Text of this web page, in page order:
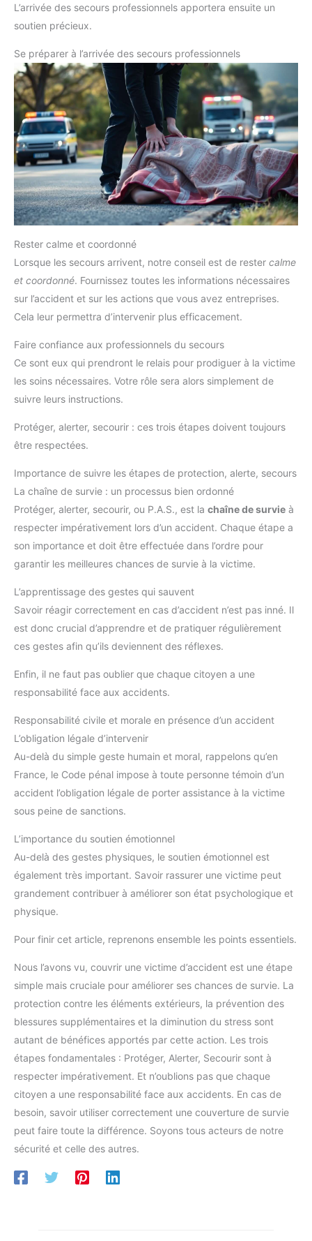
L’arrivée des secours professionnels apportera ensuite un
soutien précieux.
Se préparer à l’arrivée des secours professionnels
Rester calme et coordonné
Lorsque les secours arrivent, notre conseil est de rester calme
et coordonné. Fournissez toutes les informations nécessaires
sur l’accident et sur les actions que vous avez entreprises.
Cela leur permettra d’intervenir plus efficacement.
Faire confiance aux professionnels du secours
Ce sont eux qui prendront le relais pour prodiguer à la victime
les soins nécessaires. Votre rôle sera alors simplement de
suivre leurs instructions.
Protéger, alerter, secourir : ces trois étapes doivent toujours
être respectées.
Importance de suivre les étapes de protection, alerte, secours
La chaîne de survie : un processus bien ordonné
Protéger, alerter, secourir, ou P.A.S., est la chaîne de survie à
respecter impérativement lors d’un accident. Chaque étape a
son importance et doit être effectuée dans l’ordre pour
garantir les meilleures chances de survie à la victime.
L’apprentissage des gestes qui sauvent
Savoir réagir correctement en cas d’accident n’est pas inné. Il
est donc crucial d’apprendre et de pratiquer régulièrement
ces gestes afin qu’ils deviennent des réflexes.
Enfin, il ne faut pas oublier que chaque citoyen a une
responsabilité face aux accidents.
Responsabilité civile et morale en présence d’un accident
L’obligation légale d’intervenir
Au-delà du simple geste humain et moral, rappelons qu’en
France, le Code pénal impose à toute personne témoin d’un
accident l’obligation légale de porter assistance à la victime
sous peine de sanctions.
L’importance du soutien émotionnel
Au-delà des gestes physiques, le soutien émotionnel est
également très important. Savoir rassurer une victime peut
grandement contribuer à améliorer son état psychologique et
physique.
Pour finir cet article, reprenons ensemble les points essentiels.
Nous l’avons vu, couvrir une victime d’accident est une étape
simple mais cruciale pour améliorer ses chances de survie. La
protection contre les éléments extérieurs, la prévention des
blessures supplémentaires et la diminution du stress sont
autant de bénéfices apportés par cette action. Les trois
étapes fondamentales : Protéger, Alerter, Secourir sont à
respecter impérativement. Et n’oublions pas que chaque
citoyen a une responsabilité face aux accidents. En cas de
besoin, savoir utiliser correctement une couverture de survie
peut faire toute la différence. Soyons tous acteurs de notre
sécurité et celle des autres.